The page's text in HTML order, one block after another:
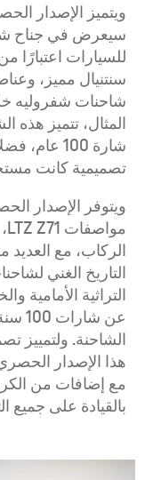
سيعرض في جناح
سنتنيال مميز،
شاحنات شفروليه
المثال، تتميز هذه
شارة 100
تصميمية كانت
ويتوفر الإصدار
الركاب، مع العديد
التاريخ الغني
التراثية الأمامية
عن
الشاحنة. ولتمييز
بالقيادة على جميع